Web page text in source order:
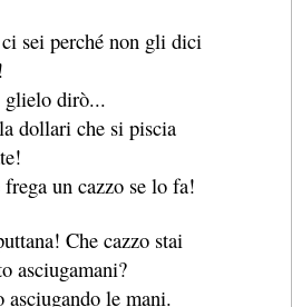
sei perché non gli dici
dirò...
dollari che si piscia
un cazzo se lo fa!
Che cazzo stai
asciugamani?
asciugando le mani.